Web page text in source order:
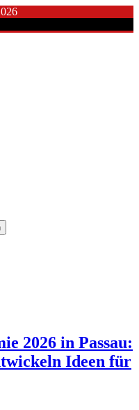
2026 in Passau:
Ideen für